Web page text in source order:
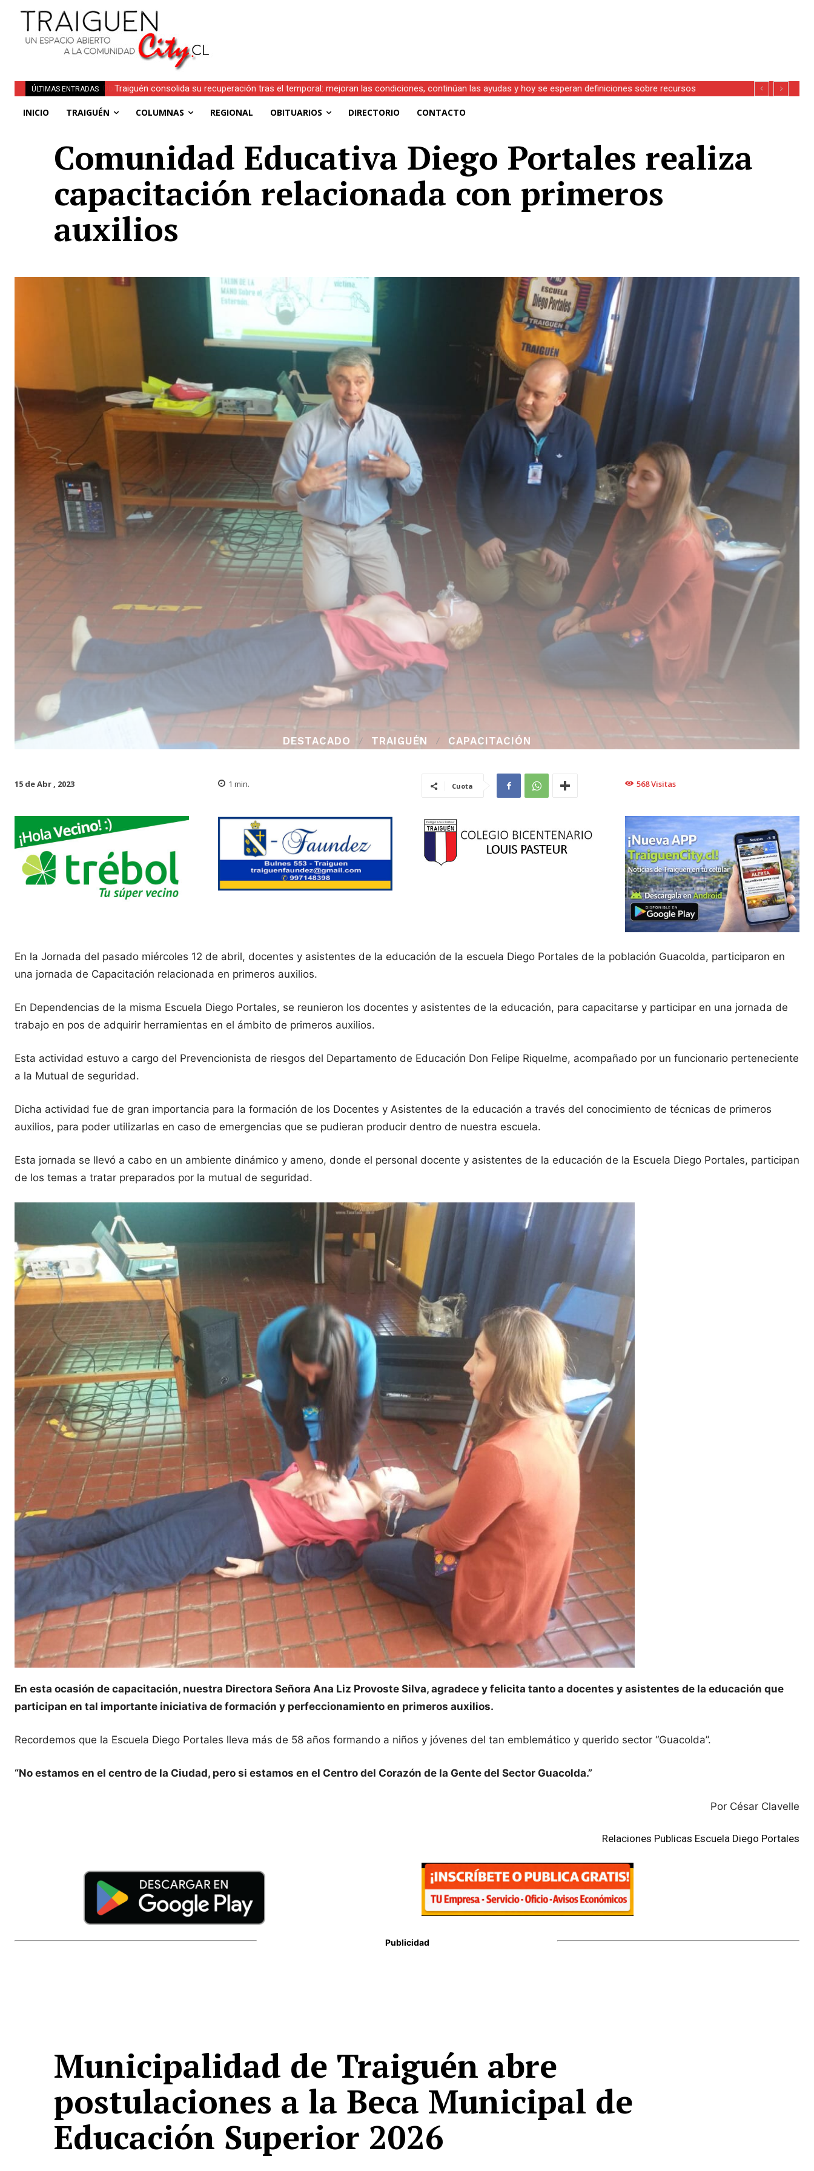
ÚLTIMAS ENTRADAS
Traiguén consolida su recuperación tras el temporal: mejoran las condiciones, continúan las ayudas y hoy se esperan definiciones sobre recursos
Obituario | Inés Faundez Linero (Q.E.P.D.)
INICIO TRAIGUÉN COLUMNAS REGIONAL OBITUARIOS DIRECTORIO CONTACTO
Comunidad Educativa Diego Portales realiza
capacitación relacionada con primeros
auxilios
DESTACADO TRAIGUÉN CAPACITACIÓN
15 de Abr , 2023 1 min. Cuota 568Visitas
En la Jornada del pasado miércoles 12 de abril, docentes y asistentes de la educación de la escuela Diego Portales de la población Guacolda, participaron en
una jornada de Capacitación relacionada en primeros auxilios.
En Dependencias de la misma Escuela Diego Portales, se reunieron los docentes y asistentes de la educación, para capacitarse y participar en una jornada de
trabajo en pos de adquirir herramientas en el ámbito de primeros auxilios.
Esta actividad estuvo a cargo del Prevencionista de riesgos del Departamento de Educación Don Felipe Riquelme, acompañado por un funcionario perteneciente
a la Mutual de seguridad.
Dicha actividad fue de gran importancia para la formación de los Docentes y Asistentes de la educación a través del conocimiento de técnicas de primeros
auxilios, para poder utilizarlas en caso de emergencias que se pudieran producir dentro de nuestra escuela.
Esta jornada se llevó a cabo en un ambiente dinámico y ameno, donde el personal docente y asistentes de la educación de la Escuela Diego Portales, participan
de los temas a tratar preparados por la mutual de seguridad.
En esta ocasión de capacitación, nuestra Directora Señora Ana Liz Provoste Silva, agradece y felicita tanto a docentes y asistentes de la educación que
participan en tal importante iniciativa de formación y perfeccionamiento en primeros auxilios.
Recordemos que la Escuela Diego Portales lleva más de 58 años formando a niños y jóvenes del tan emblemático y querido sector “Guacolda”.
“No estamos en el centro de la Ciudad, pero si estamos en el Centro del Corazón de la Gente del Sector Guacolda.”
Por César Clavelle
Relaciones Publicas Escuela Diego Portales
Publicidad